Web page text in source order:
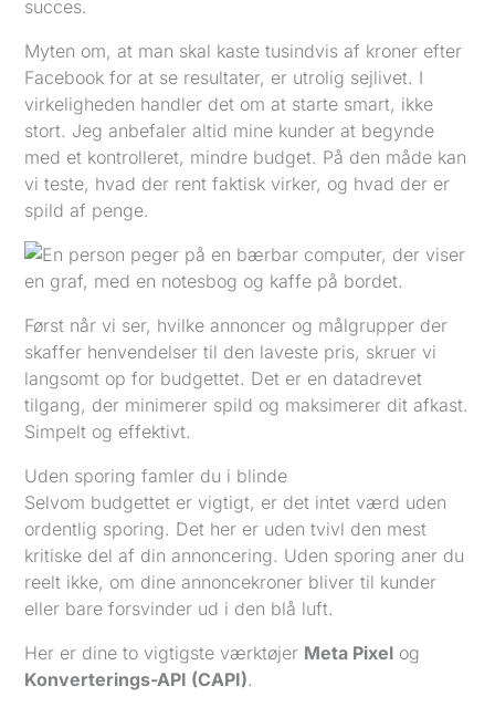
succes.
Myten om, at man skal kaste tusindvis af kroner efter
Facebook for at se resultater, er utrolig sejlivet. I
virkeligheden handler det om at starte smart, ikke
stort. Jeg anbefaler altid mine kunder at begynde
med et kontrolleret, mindre budget. På den måde kan
vi teste, hvad der rent faktisk virker, og hvad der er
spild af penge.
Først når vi ser, hvilke annoncer og målgrupper der
skaffer henvendelser til den laveste pris, skruer vi
langsomt op for budgettet. Det er en datadrevet
tilgang, der minimerer spild og maksimerer dit afkast.
Simpelt og effektivt.
Uden sporing famler du i blinde
Selvom budgettet er vigtigt, er det intet værd uden
ordentlig sporing. Det her er uden tvivl den mest
kritiske del af din annoncering. Uden sporing aner du
reelt ikke, om dine annoncekroner bliver til kunder
eller bare forsvinder ud i den blå luft.
Her er dine to vigtigste værktøjer Meta Pixel og
Konverterings-API (CAPI).